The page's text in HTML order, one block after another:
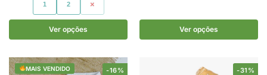
1 2 3
Ver opções Ver opções
-16%
MAIS VENDIDO -31%